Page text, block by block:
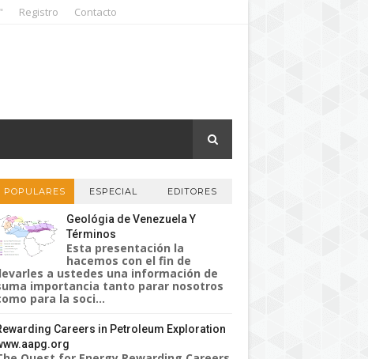
Registro Contacto
POPULARES ESPECIAL EDITORES
Geológia de Venezuela Y
Términos
Esta presentación la
hacemos con el fin de
a ustedes una información de
importancia tanto parar nosotros
para la soci...
Careers in Petroleum Exploration